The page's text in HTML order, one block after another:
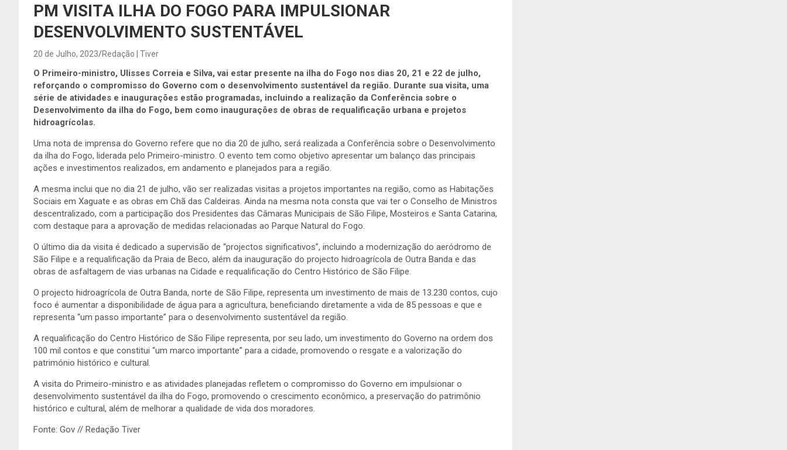
PM VISITA ILHA DO FOGO PARA IMPULSIONAR
DESENVOLVIMENTO SUSTENTÁVEL
20 de Julho, 2023 Redação | Tiver
O Primeiro-ministro, Ulisses Correia e Silva, vai estar presente na ilha do Fogo nos dias 20, 21 e 22 de julho,
reforçando o compromisso do Governo com o desenvolvimento sustentável da região. Durante sua visita, uma
série de atividades e inaugurações estão programadas, incluindo a realização da Conferência sobre o
Desenvolvimento da ilha do Fogo, bem como inaugurações de obras de requalificação urbana e projetos
hidroagrícolas.
Uma nota de imprensa do Governo refere que no dia 20 de julho, será realizada a Conferência sobre o Desenvolvimento
da ilha do Fogo, liderada pelo Primeiro-ministro. O evento tem como objetivo apresentar um balanço das principais
ações e investimentos realizados, em andamento e planejados para a região.
A mesma inclui que no dia 21 de julho, vão ser realizadas visitas a projetos importantes na região, como as Habitações
Sociais em Xaguate e as obras em Chã das Caldeiras. Ainda na mesma nota consta que vai ter o Conselho de Ministros
descentralizado, com a participação dos Presidentes das Câmaras Municipais de São Filipe, Mosteiros e Santa Catarina,
com destaque para a aprovação de medidas relacionadas ao Parque Natural do Fogo.
O último dia da visita é dedicado a supervisão de “projectos significativos”, incluindo a modernização do aeródromo de
São Filipe e a requalificação da Praia de Beco, além da inauguração do projecto hidroagrícola de Outra Banda e das
obras de asfaltagem de vias urbanas na Cidade e requalificação do Centro Histórico de São Filipe.
O projecto hidroagrícola de Outra Banda, norte de São Filipe, representa um investimento de mais de 13.230 contos, cujo
foco é aumentar a disponibilidade de água para a agricultura, beneficiando diretamente a vida de 85 pessoas e que e
representa “um passo importante” para o desenvolvimento sustentável da região.
A requalificação do Centro Histórico de São Filipe representa, por seu lado, um investimento do Governo na ordem dos
100 mil contos e que constitui “um marco importante” para a cidade, promovendo o resgate e a valorização do
património histórico e cultural.
A visita do Primeiro-ministro e as atividades planejadas refletem o compromisso do Governo em impulsionar o
desenvolvimento sustentável da ilha do Fogo, promovendo o crescimento econômico, a preservação do patrimônio
histórico e cultural, além de melhorar a qualidade de vida dos moradores.
Fonte: Gov // Redação Tiver